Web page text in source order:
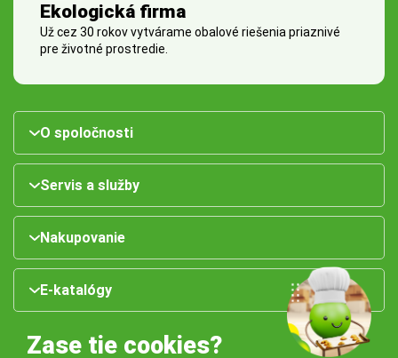
Ekologická firma
Už cez 30 rokov vytvárame obalové riešenia priaznivé
pre životné prostredie.
O spoločnosti
Servis a služby
Nakupovanie
E-katalógy
Zase tie cookies?